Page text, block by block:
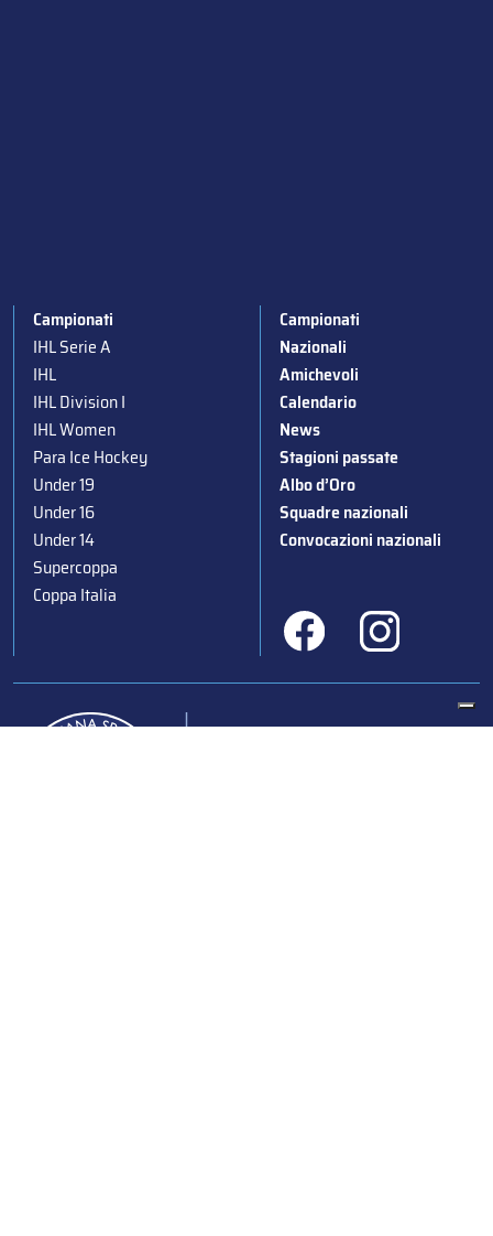
Campionati
IHL Serie A
IHL
IHL Division I
IHL Women
Para Ice Hockey
Under 19
Under 16
Under 14
Supercoppa
Coppa Italia
Campionati
Nazionali
Amichevoli
Calendario
News
Stagioni passate
Albo d’Oro
Squadre nazionali
Convocazioni nazionali